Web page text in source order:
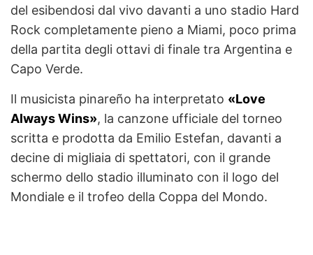
del esibendosi dal vivo davanti a uno stadio Hard
Rock completamente pieno a Miami, poco prima
della partita degli ottavi di finale tra Argentina e
Capo Verde.
Il musicista pinareño ha interpretato «Love
Always Wins», la canzone ufficiale del torneo
scritta e prodotta da Emilio Estefan, davanti a
decine di migliaia di spettatori, con il grande
schermo dello stadio illuminato con il logo del
Mondiale e il trofeo della Coppa del Mondo.